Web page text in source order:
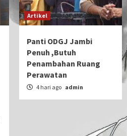
Artikel
Panti ODGJ Jambi
Penuh ,Butuh
Penambahan Ruang
Perawatan
4 hari ago admin